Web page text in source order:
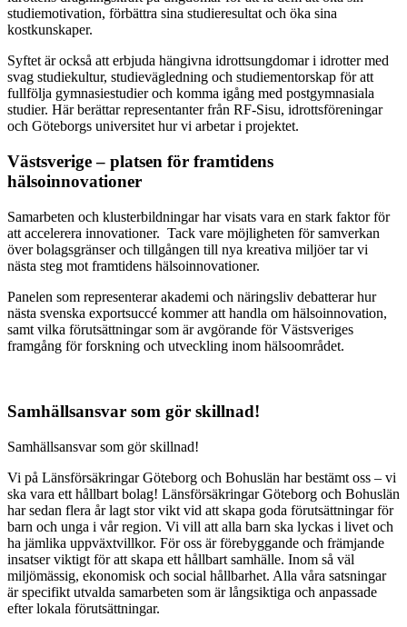
studiemotivation, förbättra sina studieresultat och öka sina
kostkunskaper.
Syftet är också att erbjuda hängivna idrottsungdomar i idrotter med
svag studiekultur, studievägledning och studiementorskap för att
fullfölja gymnasiestudier och komma igång med postgymnasiala
studier. Här berättar representanter från RF-Sisu, idrottsföreningar
och Göteborgs universitet hur vi arbetar i projektet.
Västsverige – platsen för framtidens
hälsoinnovationer
Samarbeten och klusterbildningar har visats vara en stark faktor för
att accelerera innovationer. Tack vare möjligheten för samverkan
över bolagsgränser och tillgången till nya kreativa miljöer tar vi
nästa steg mot framtidens hälsoinnovationer.
Panelen som representerar akademi och näringsliv debatterar hur
nästa svenska exportsuccé kommer att handla om hälsoinnovation,
samt vilka förutsättningar som är avgörande för Västsveriges
framgång för forskning och utveckling inom hälsoområdet.
Samhällsansvar som gör skillnad!
Samhällsansvar som gör skillnad!
Vi på Länsförsäkringar Göteborg och Bohuslän har bestämt oss – vi
ska vara ett hållbart bolag! Länsförsäkringar Göteborg och Bohuslän
har sedan flera år lagt stor vikt vid att skapa goda förutsättningar för
barn och unga i vår region. Vi vill att alla barn ska lyckas i livet och
ha jämlika uppväxtvillkor. För oss är förebyggande och främjande
insatser viktigt för att skapa ett hållbart samhälle. Inom så väl
miljömässig, ekonomisk och social hållbarhet. Alla våra satsningar
är specifikt utvalda samarbeten som är långsiktiga och anpassade
efter lokala förutsättningar.